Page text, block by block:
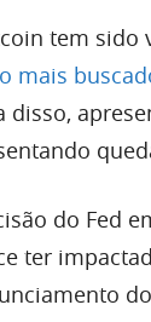
tem sido
mais
disso,
do Fed
ter